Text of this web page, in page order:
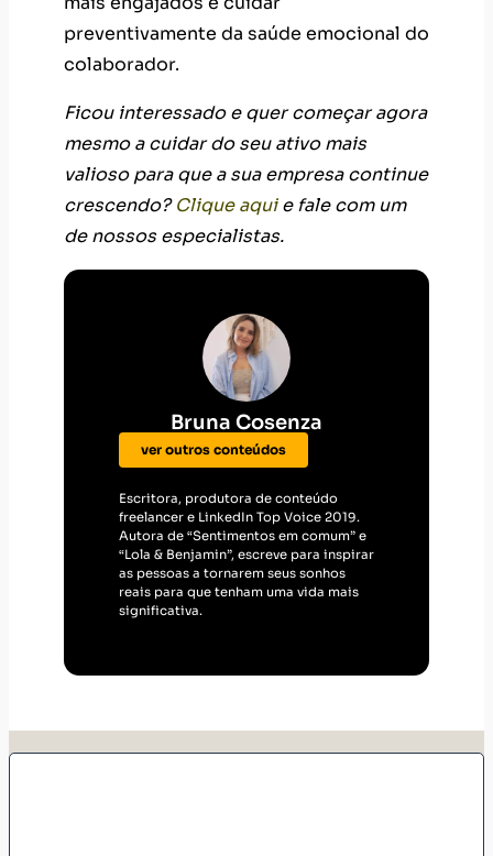
preventivamente da saúde emocional do
colaborador.
Ficou interessado e quer começar agora
mesmo a cuidar do seu ativo mais
valioso para que a sua empresa continue
crescendo?Clique aquie fale com um
de nossos especialistas.
Bruna Cosenza
ver outros conteúdos
Escritora, produtora de conteúdo
freelancer e LinkedIn Top Voice 2019.
Autora de “Sentimentos em comum” e
“Lola & Benjamin”, escreve para inspirar
as pessoas a tornarem seus sonhos
reais para que tenham uma vida mais
significativa.